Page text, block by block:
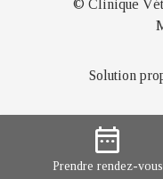
date_range
Prendre rendez-vous
© Clinique
Solution